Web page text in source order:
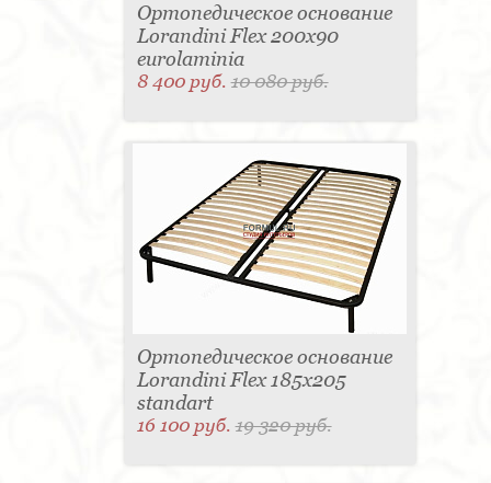
Ортопедическое основание
Lorandini Flex 200x90
eurolaminia
8 400 руб.10 080 руб.
Ортопедическое основание
Lorandini Flex 185x205
standart
16 100 руб.19 320 руб.